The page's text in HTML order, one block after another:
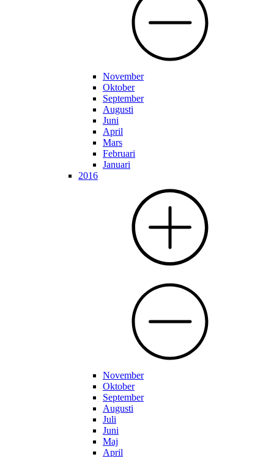
November
Oktober
September
Augusti
Juni
April
Mars
Februari
Januari
2016
November
Oktober
September
Augusti
Juli
Juni
Maj
April